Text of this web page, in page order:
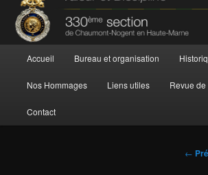
principal
Accueil Bureau et organisation
Nos Hommages Liens utiles Revue de
Contact
←